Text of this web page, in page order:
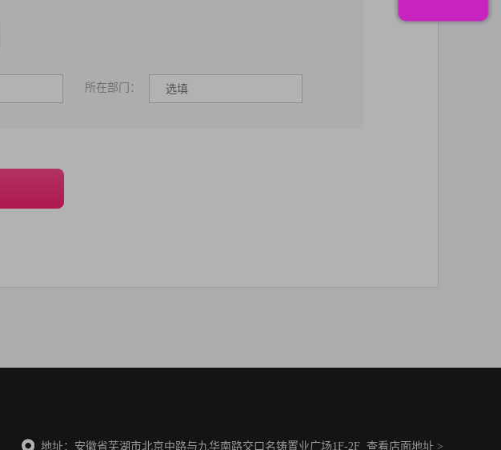
所在部门：
地址：安徽省芜湖市北京中路与九华南路交口名铸置业广场1F-2F 查看店面地址 >